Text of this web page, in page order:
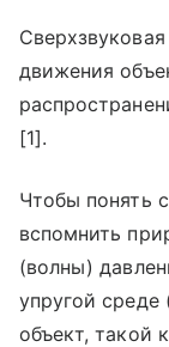
движения
[1].
Чтобы понять
вспомнить
(волны)
упругой среде
объект, такой